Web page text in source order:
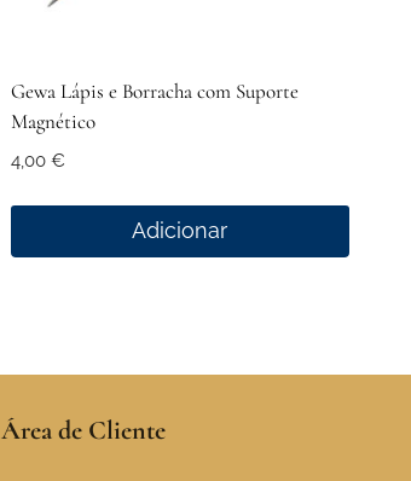
Gewa Lápis e Borracha com Suporte
Magnético
4,00 €
Adicionar
Área de Cliente